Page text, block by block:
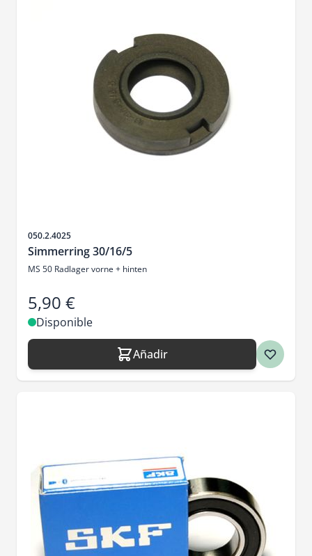
SKU
050.2.4025
Simmerring 30/16/5
MS 50 Radlager vorne + hinten
5,90 €
Disponible
Añadir